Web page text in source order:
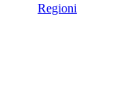
Regioni